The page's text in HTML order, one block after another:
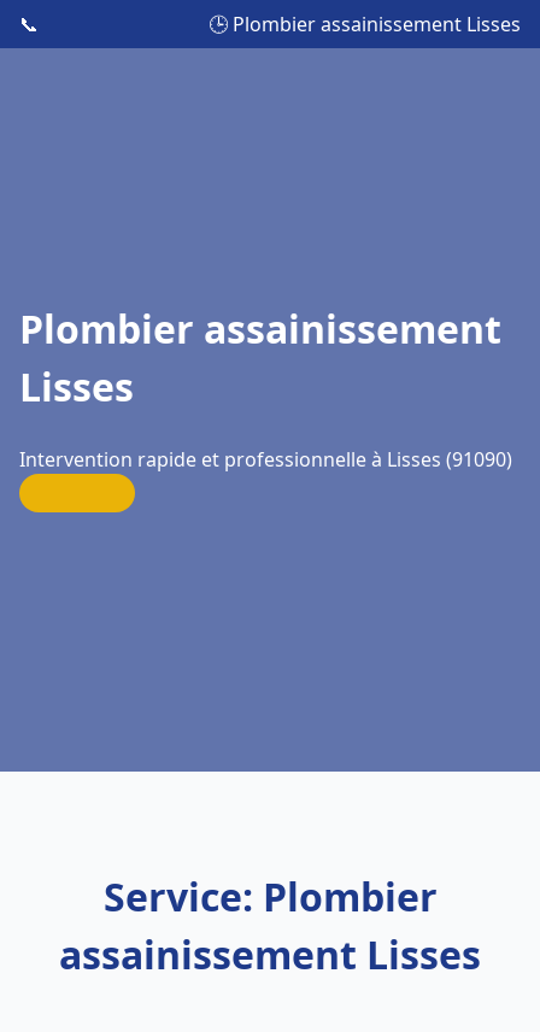
📞 🕒 Plombier assainissement Lisses
Plombier assainissement
Lisses
Intervention rapide et professionnelle à Lisses (91090)
Service: Plombier
assainissement Lisses